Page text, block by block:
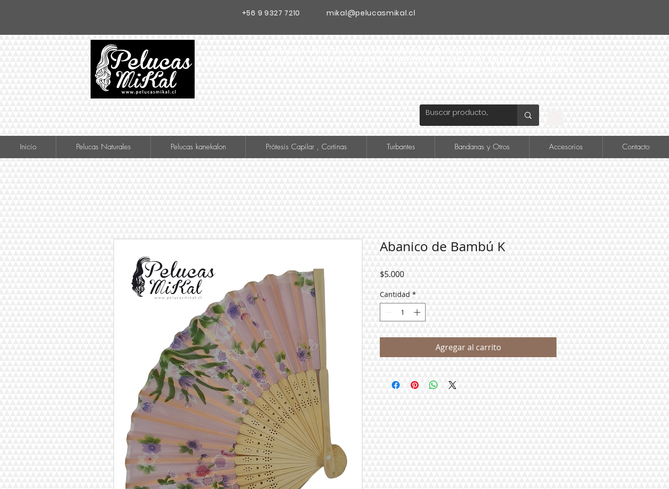
+56 9 9327 7210 mikal@pelucasmikal.cl
Inicio Pelucas Naturales Pelucas kanekalon Prótesis Capilar , Cortinas Turbantes Bandanas y Otros Accesorios Contacto
Abanico de Bambú K
$5.000Precio
Cantidad *
Agregar al carrito